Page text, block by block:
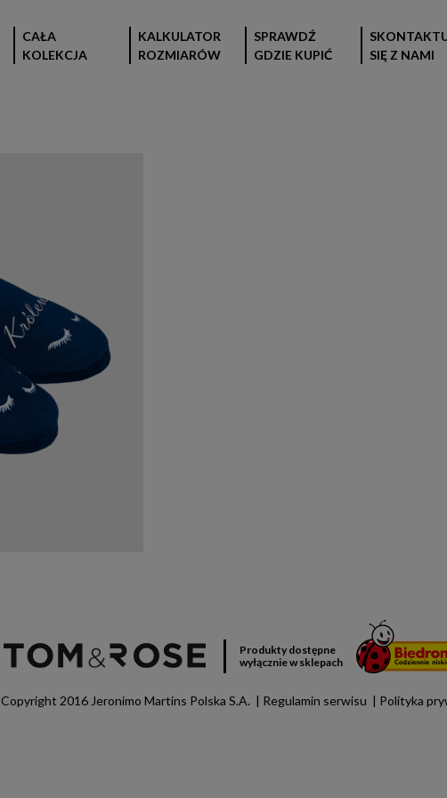
CAŁA
KOLEKCJA
KALKULATOR
ROZMIARÓW
SPRAWDŹ
GDZIE KUPIĆ
SIĘ Z NAMI
Produkty dostępne
wyłącznie w sklepach
Copyright 2016 Jeronimo Martins Polska S.A. Regulamin serwisu Polityka